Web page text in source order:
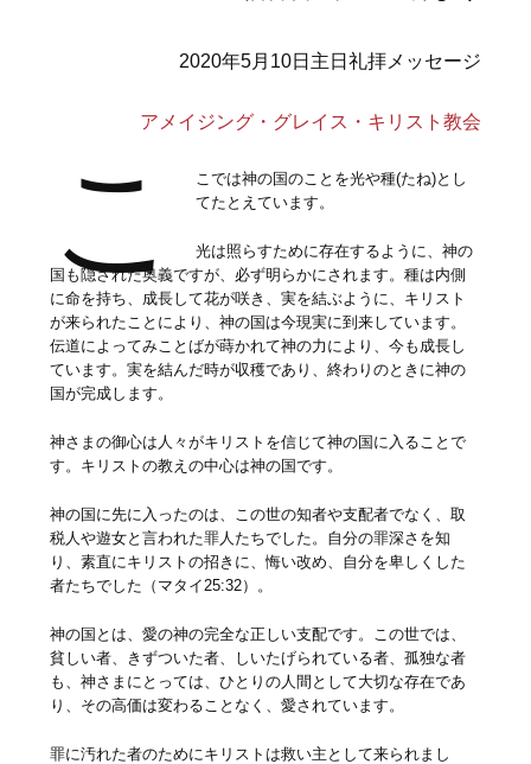
2020年5月10日主日礼拝メッセージ
アメイジング・グレイス・キリスト教会
こ
こでは神の国のことを光や種(たね)とし
てたとえています。
光は照らすために存在するように、神の
国も隠された奥義ですが、必ず明らかにされます。種は内側
に命を持ち、成長して花が咲き、実を結ぶように、キリスト
が来られたことにより、神の国は今現実に到来しています。
伝道によってみことばが蒔かれて神の力により、今も成長し
ています。実を結んだ時が収穫であり、終わりのときに神の
国が完成します。
神さまの御心は人々がキリストを信じて神の国に入ることで
す。キリストの教えの中心は神の国です。
神の国に先に入ったのは、この世の知者や支配者でなく、取
税人や遊女と言われた罪人たちでした。自分の罪深さを知
り、素直にキリストの招きに、悔い改め、自分を卑しくした
者たちでした（マタイ25:32）。
神の国とは、愛の神の完全な正しい支配です。この世では、
貧しい者、きずついた者、しいたげられている者、孤独な者
も、神さまにとっては、ひとりの人間として大切な存在であ
り、その高価は変わることなく、愛されています。
罪に汚れた者のためにキリストは救い主として来られまし